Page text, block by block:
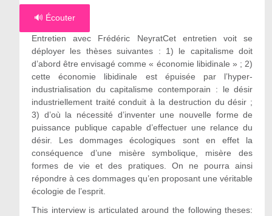
🔊 Écouter
Entretien avec Frédéric NeyratCet entretien voit se
déployer les thèses suivantes : 1) le capitalisme doit
d’abord être envisagé comme « économie libidinale » ; 2)
cette économie libidinale est épuisée par l’hyper-
industrialisation du capitalisme contemporain : le désir
industriellement traité conduit à la destruction du désir ;
3) d’où la nécessité d’inventer une nouvelle forme de
puissance publique capable d’effectuer une relance du
désir. Les dommages écologiques sont en effet la
conséquence d’une misère symbolique, misère des
formes de vie et des pratiques. On ne pourra ainsi
répondre à ces dommages qu’en proposant une véritable
écologie de l’esprit.
This interview is articulated around the following theses: